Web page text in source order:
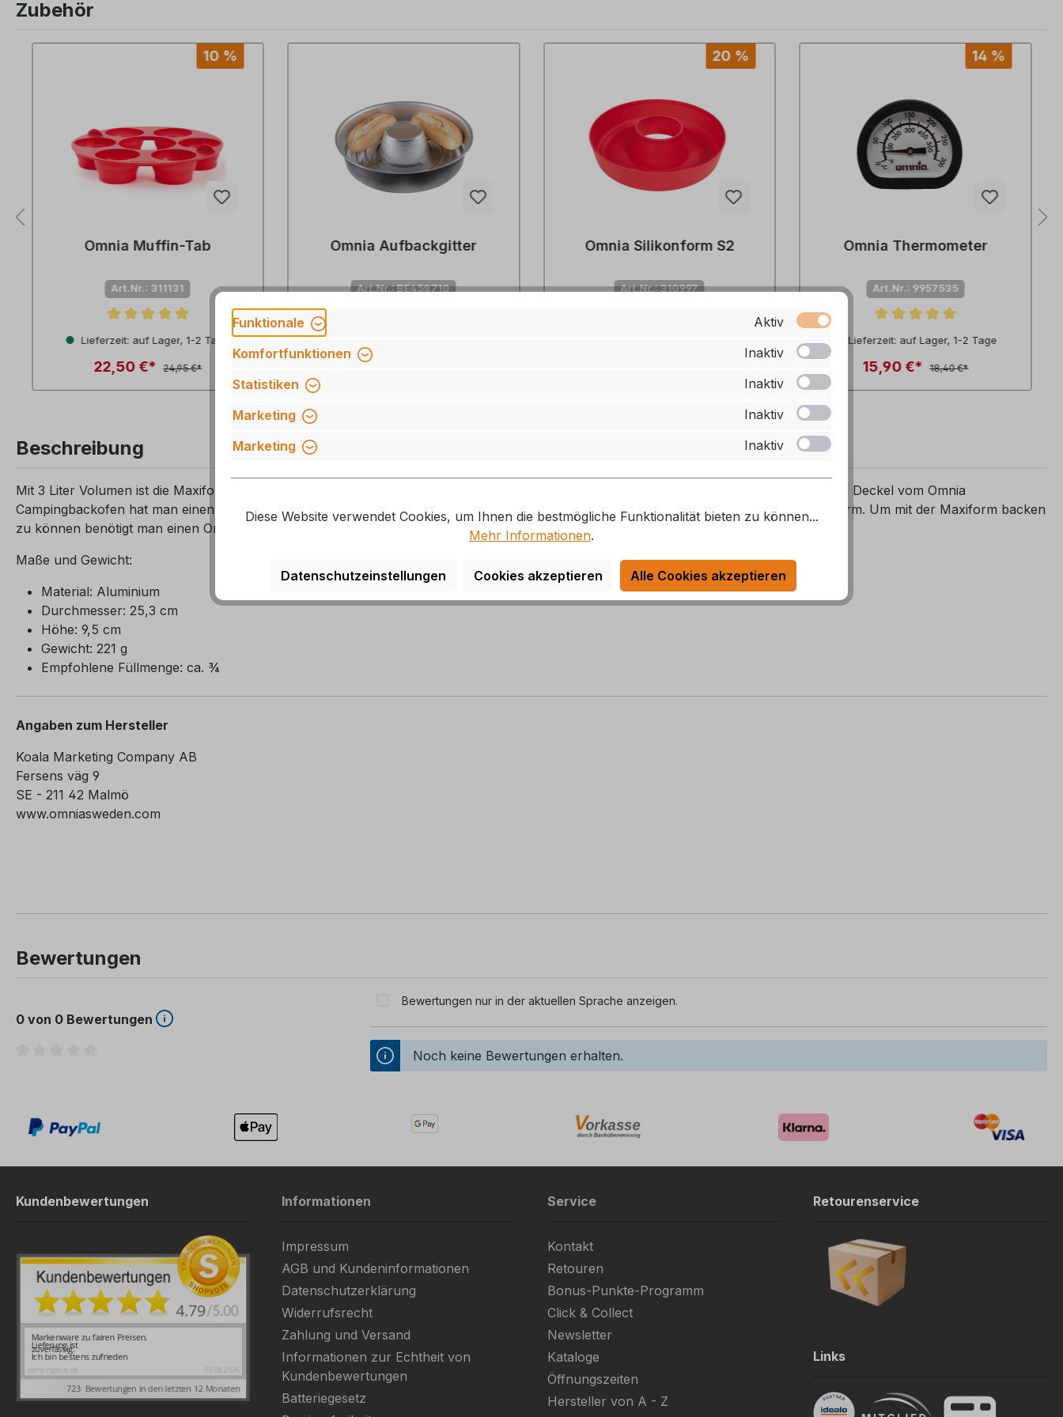
Zubehör
10 %
Omnia Muffin-Tab
Art.Nr.: 311131
Durchschnittliche Bewertung von 5 von 5 Sternen
Lieferzeit: auf Lager, 1-2 Tage
22,50 €* 24,95 €*
Omnia Aufbackgitter
Art.Nr.: BE458710
Durchschnittliche Bewertung von 5 von 5 Sternen
20 %
Omnia Silikonform S2
Art.Nr.: 310997
Durchschnittliche Bewertung von 5 von 5 Sternen
14 %
Omnia Thermometer
Art.Nr.: 9957535
Durchschnittliche Bewertung von 5 von
Lieferzeit: auf Lager, 1-2 Tage
15,90 €* 18,40 €*
Beschreibung
Mit 3 Liter Volumen ist die Maxiform die ideale Erweiterung zum normalen Omnia Campingbackofen. Zusammen mit dem Unterteil und dem Deckel vom Omnia
Campingbackofen hat man einen 3-teiligen großen Backofen, für 4 bis 6 Personen. Das Omnia Aufbackgitter passt ebenfalls in die Maxiform. Um mit der Maxiform backen
zu können benötigt man einen Omnia Campingbackofen.
Maße und Gewicht:
Material: Aluminium
Durchmesser: 25,3 cm
Höhe: 9,5 cm
Gewicht: 221 g
Empfohlene Füllmenge: ca. ¾
Angaben zum Hersteller
Koala Marketing Company AB
Fersens väg 9
SE - 211 42 Malmö
www.omniasweden.com
Bewertungen
0 von 0 Bewertungen
Bewertungen nur in der aktuellen Sprache anzeigen.
Noch keine Bewertungen erhalten.
Kundenbewertungen Informationen
Impressum
AGB und Kundeninformationen
Datenschutzerklärung
Widerrufsrecht
Zahlung und Versand
Informationen zur Echtheit von
Kundenbewertungen
Batteriegesetz
Service
Kontakt
Retouren
Bonus-Punkte-Programm
Click & Collect
Newsletter
Kataloge
Öffnungszeiten
Hersteller von A - Z
Retourenservice
Links
Funktionale
Aktiv
Komfortfunktionen
Inaktiv
Statistiken
Inaktiv
Marketing
Inaktiv
Marketing
Inaktiv
Diese Website verwendet Cookies, um Ihnen die bestmögliche Funktionalität bieten zu können...
Mehr Informationen.
Datenschutzeinstellungen Cookies akzeptieren Alle Cookies akzeptieren